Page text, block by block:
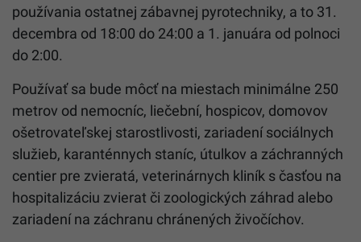
používania ostatnej zábavnej pyrotechniky, a to 31.
decembra od 18:00 do 24:00 a 1. januára od polnoci
do 2:00.
Používať sa bude môcť na miestach minimálne 250
metrov od nemocníc, liečební, hospicov, domovov
ošetrovateľskej starostlivosti, zariadení sociálnych
služieb, karanténnych staníc, útulkov a záchranných
centier pre zvieratá, veterinárnych kliník s časťou na
hospitalizáciu zvierat či zoologických záhrad alebo
zariadení na záchranu chránených živočíchov.